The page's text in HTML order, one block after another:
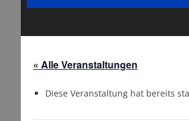
« Alle Veranstaltungen
Diese Veranstaltung hat bereits